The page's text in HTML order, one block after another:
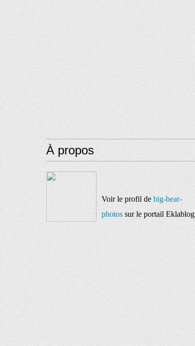
À propos
Voir le profil debig-bear-
photossur le portail Eklablog